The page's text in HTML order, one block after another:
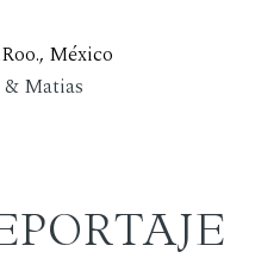
Matias
México